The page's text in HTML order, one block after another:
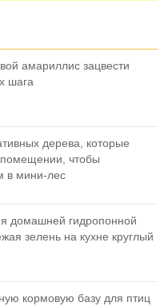
амариллис зацвести
шага
дерева, которые
чтобы
в мини-лес
домашней гидропонной
зелень на кухне круглый
кормовую базу для птиц